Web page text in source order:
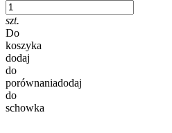
szt.
Do
koszyka
dodaj
do
porównaniadodaj
do
schowka